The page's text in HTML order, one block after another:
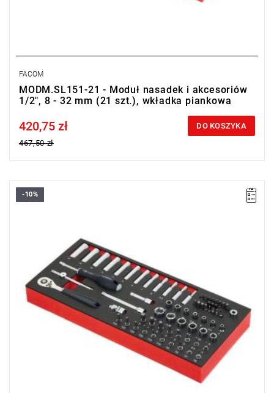
FACOM
MODM.SL151-21 - Moduł nasadek i akcesoriów
1/2", 8 - 32 mm (21 szt.), wkładka piankowa
Price tax included
420,75 zł
467,50 zł
DO KOSZYKA
• Zakres zestawu: 2 - 14 mm, T6 - T30
• Nasadki: 6-kątne krótkie i długie, trzpieniowe 6-kątne i Torx
-10%